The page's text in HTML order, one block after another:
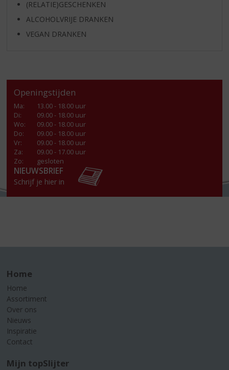
(RELATIE)GESCHENKEN
ALCOHOLVRIJE DRANKEN
VEGAN DRANKEN
Openingstijden
Ma:
13.00 - 18.00 uur
Di:
09.00 - 18.00 uur
Wo:
09.00 - 18.00 uur
Do:
09.00 - 18.00 uur
Vr:
09.00 - 18.00 uur
Za:
09.00 - 17.00 uur
Zo:
gesloten
NIEUWSBRIEF
Schrijf je hier in
Home
Home
Assortiment
Over ons
Nieuws
Inspiratie
Contact
Mijn topSlijter